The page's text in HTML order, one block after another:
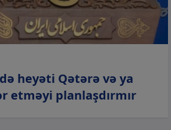
heyəti Qətərə və ya
etməyi planlaşdırmır